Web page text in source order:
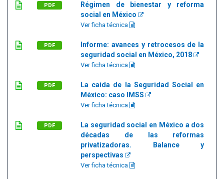
PDF
Régimen de bienestar y reforma
social en México
Ver ficha técnica
PDF
Informe: avances y retrocesos de la
seguridad social en México, 2018
Ver ficha técnica
PDF
La caída de la Seguridad Social en
México: caso IMSS
Ver ficha técnica
PDF
La seguridad social en México a dos
décadas de las reformas
privatizadoras. Balance y
perspectivas
Ver ficha técnica